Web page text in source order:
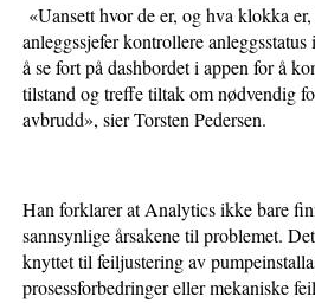
«Uansett hvor de er, og hva klokka
anleggssjefer kontrollere
å se fort på dashbordet i appen for å
tilstand og treffe tiltak om nødvendig
avbrudd», sier Torsten Pedersen.
Han forklarer at Analytics ikke bare
sannsynlige årsakene til problemet.
knyttet til feiljustering av
prosessforbedringer eller mekaniske